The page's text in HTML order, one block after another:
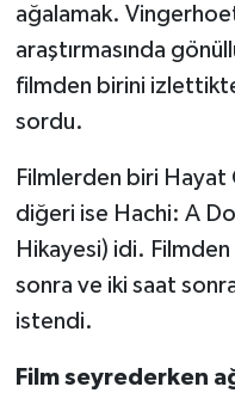
ağalamak.
araştırmasında
filmden birini
sordu.
Filmlerden biri
diğeri ise Hachi: A
Hikayesi) idi.
sonra ve iki saat
istendi.
Film seyrederken